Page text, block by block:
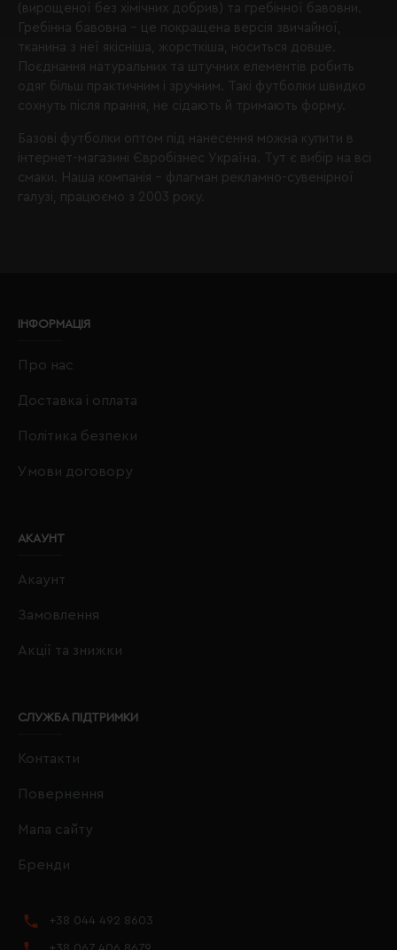
(вирощеної без хімічних добрив) та гребінної бавовни.
Гребінна бавовна – це покращена версія звичайної,
тканина з неї якісніша, жорсткіша, носиться довше.
Поєднання натуральних та штучних елементів робить
одяг більш практичним і зручним. Такі футболки швидко
сохнуть після прання, не сідають й тримають форму.
Базові футболки оптом під нанесення можна купити в
інтернет-магазині Євробізнес Україна. Тут є вибір на всі
смаки. Наша компанія – флагман рекламно-сувенірної
галузі, працюємо з 2003 року.
ІНФОРМАЦІЯ
Про нас
Доставка і оплата
Політика безпеки
Умови договору
АКАУНТ
Акаунт
Замовлення
Акції та знижки
СЛУЖБА ПІДТРИМКИ
Контакти
Повернення
Мапа сайту
Бренди
+38 044 492 8603